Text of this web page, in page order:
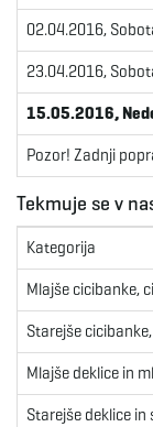
02.04.2016,
23.04.2016,
15.05.2016,
Pozor! Zadnji
Tekmuje se v
Kategorija
Mlajše cicibanke,
Starejše
Mlajše deklice in
Starejše deklice